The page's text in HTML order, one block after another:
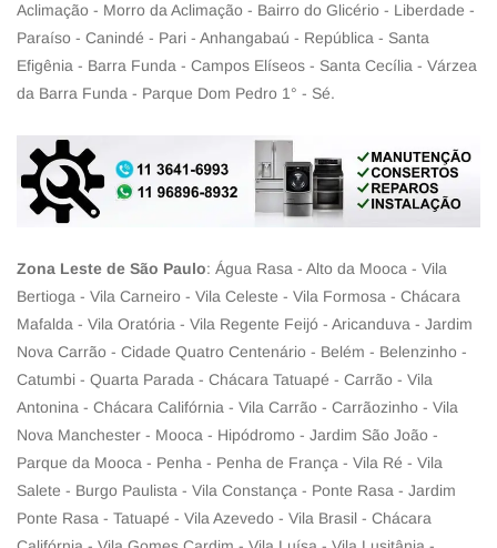
Aclimação - Morro da Aclimação - Bairro do Glicério - Liberdade -
Paraíso - Canindé - Pari - Anhangabaú - República - Santa
Efigênia - Barra Funda - Campos Elíseos - Santa Cecília - Várzea
da Barra Funda - Parque Dom Pedro 1° - Sé.
Zona Leste de São Paulo: Água Rasa - Alto da Mooca - Vila
Bertioga - Vila Carneiro - Vila Celeste - Vila Formosa - Chácara
Mafalda - Vila Oratória - Vila Regente Feijó - Aricanduva - Jardim
Nova Carrão - Cidade Quatro Centenário - Belém - Belenzinho -
Catumbi - Quarta Parada - Chácara Tatuapé - Carrão - Vila
Antonina - Chácara Califórnia - Vila Carrão - Carrãozinho - Vila
Nova Manchester - Mooca - Hipódromo - Jardim São João -
Parque da Mooca - Penha - Penha de França - Vila Ré - Vila
Salete - Burgo Paulista - Vila Constança - Ponte Rasa - Jardim
Ponte Rasa - Tatuapé - Vila Azevedo - Vila Brasil - Chácara